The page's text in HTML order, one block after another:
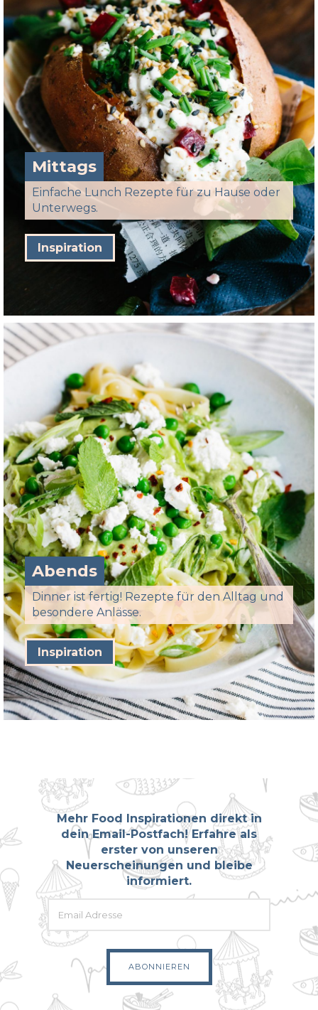
Mittags
Einfache Lunch Rezepte für zu Hause oder
Unterwegs.
Inspiration
Abends
Dinner ist fertig! Rezepte für den Alltag und
besondere Anlässe.
Inspiration
Mehr Food Inspirationen direkt in
dein Email-Postfach! Erfahre als
erster von unseren
Neuerscheinungen und bleibe
informiert.